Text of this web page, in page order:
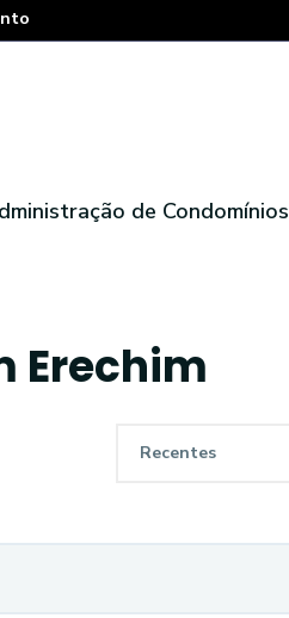
de Condomínios
Erechim
Recentes